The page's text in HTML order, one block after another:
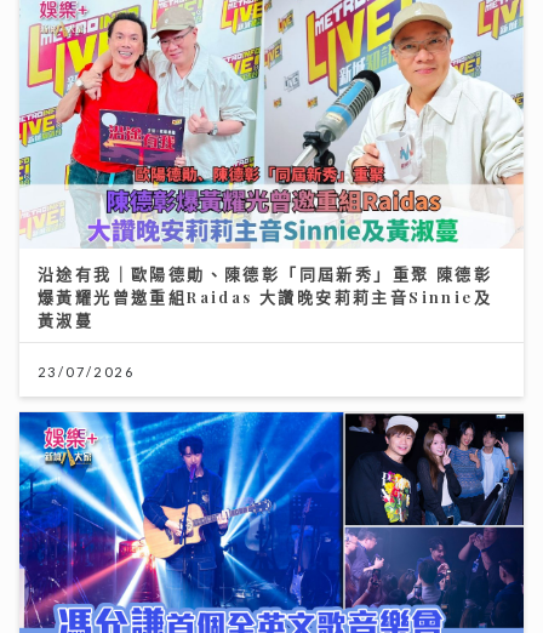
沿途有我｜歐陽德勛、陳德彰「同屆新秀」重聚 陳德彰
爆黃耀光曾邀重組Raidas 大讚晚安莉莉主音Sinnie及
黃淑蔓
23/07/2026